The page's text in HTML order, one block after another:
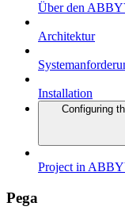
Über den
Architektur
Installation
Configuring
Project in
Pega